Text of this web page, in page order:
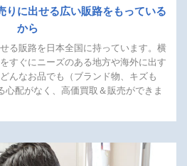
りに出せる広い販路をもっている
から
る販路を日本全国に持っています。横
すぐにニーズのある地方や海外に出す
んなお品でも（ブランド物、キズも
心配がなく、高価買取＆販売ができま